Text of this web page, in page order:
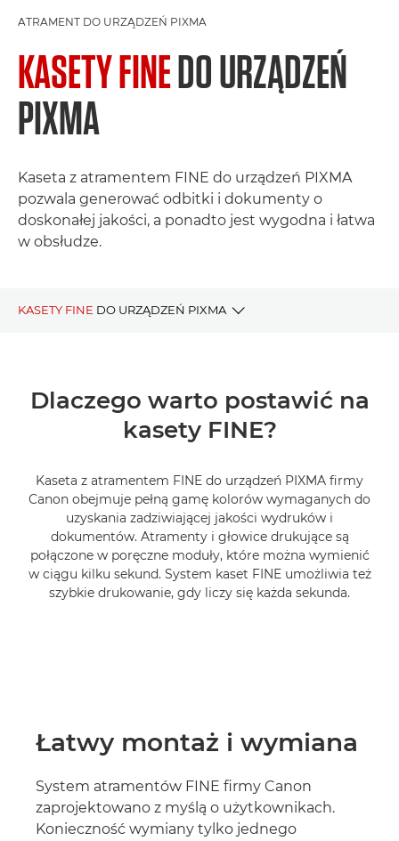
ATRAMENT DO URZĄDZEŃ PIXMA
KASETY FINEDO URZĄDZEŃ
PIXMA
Kaseta z atramentem FINE do urządzeń PIXMA
pozwala generować odbitki i dokumenty o
doskonałej jakości, a ponadto jest wygodna i łatwa
w obsłudze.
KASETY FINE DO URZĄDZEŃ PIXMA
ATRAMENT WEDŁUG SERII URZĄDZEŃ
WYSZUKIWARKA ATRAMENTÓW
Dlaczego warto postawić na
kasety FINE?
Kaseta z atramentem FINE do urządzeń PIXMA firmy
Canon obejmuje pełną gamę kolorów wymaganych do
uzyskania zadziwiającej jakości wydruków i
dokumentów. Atramenty i głowice drukujące są
połączone w poręczne moduły, które można wymienić
w ciągu kilku sekund. System kaset FINE umożliwia też
szybkie drukowanie, gdy liczy się każda sekunda.
Łatwy montaż i wymiana
System atramentów FINE firmy Canon
zaprojektowano z myślą o użytkownikach.
Konieczność wymiany tylko jednego